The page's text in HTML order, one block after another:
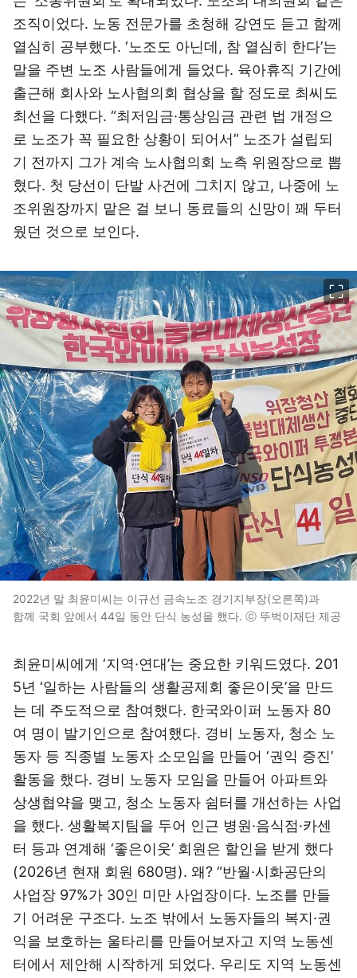
조직이었다. 노동 전문가를 초청해 강연도 듣고 함께
열심히 공부했다. ‘노조도 아닌데, 참 열심히 한다’는
말을 주변 노조 사람들에게 들었다. 육아휴직 기간에
출근해 회사와 노사협의회 협상을 할 정도로 최씨도
최선을 다했다. “최저임금·통상임금 관련 법 개정으
로 노조가 꼭 필요한 상황이 되어서” 노조가 설립되
기 전까지 그가 계속 노사협의회 노측 위원장으로 뽑
혔다. 첫 당선이 단발 사건에 그치지 않고, 나중에 노
조위원장까지 맡은 걸 보니 동료들의 신망이 꽤 두터
웠던 것으로 보인다.
2022년 말 최윤미씨는 이규선 금속노조 경기지부장(오른쪽)과
함께 국회 앞에서 44일 동안 단식 농성을 했다. ⓒ 뚜벅이재단 제공
최윤미씨에게 ‘지역·연대’는 중요한 키워드였다. 201
5년 ‘일하는 사람들의 생활공제회 좋은이웃’을 만드
는 데 주도적으로 참여했다. 한국와이퍼 노동자 80
여 명이 발기인으로 참여했다. 경비 노동자, 청소 노
동자 등 직종별 노동자 소모임을 만들어 ‘권익 증진’
활동을 했다. 경비 노동자 모임을 만들어 아파트와
상생협약을 맺고, 청소 노동자 쉼터를 개선하는 사업
을 했다. 생활복지팀을 두어 인근 병원·음식점·카센
터 등과 연계해 ‘좋은이웃’ 회원은 할인을 받게 했다
(2026년 현재 회원 680명). 왜? “반월·시화공단의
사업장 97%가 30인 미만 사업장이다. 노조를 만들
기 어려운 구조다. 노조 밖에서 노동자들의 복지·권
익을 보호하는 울타리를 만들어보자고 지역 노동센
터에서 제안해 시작하게 되었다. 우리도 지역 노동센